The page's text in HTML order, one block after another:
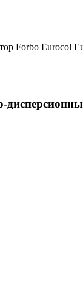
Forbo Eurocol